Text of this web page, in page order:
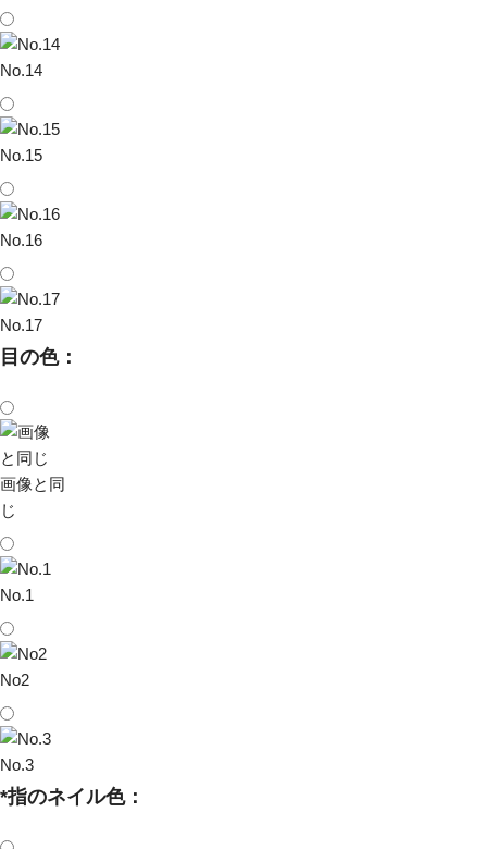
No.14
No.15
No.16
No.17
目の色：
画像と同
じ
No.1
No2
No.3
*指のネイル色：